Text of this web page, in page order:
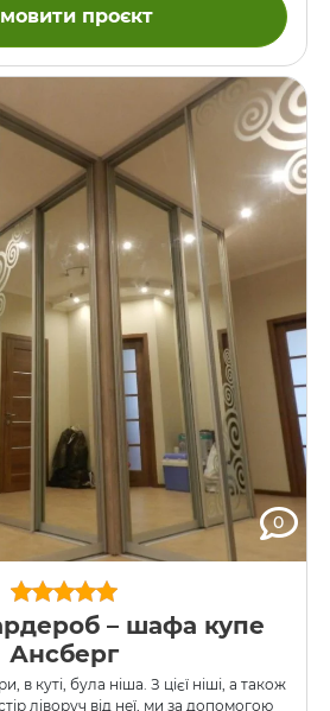
проєкт
0
– шафа купе
Ансберг
в куті, була ніша. З цієї ніші, а також
ліворуч від неї, ми за допомогою